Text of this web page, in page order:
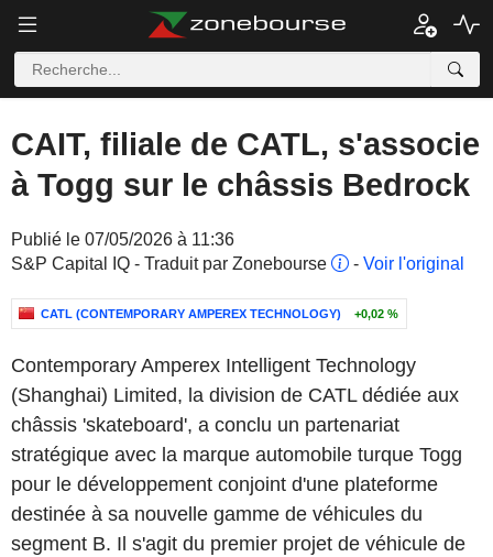
CAIT, filiale de CATL, s'associe
à Togg sur le châssis Bedrock
Publié le 07/05/2026 à 11:36
S&P Capital IQ - Traduit par Zonebourse
- Voir l'original
CATL (CONTEMPORARY AMPEREX TECHNOLOGY) +0,02 %
Contemporary Amperex Intelligent Technology
(Shanghai) Limited, la division de CATL dédiée aux
châssis 'skateboard', a conclu un partenariat
stratégique avec la marque automobile turque Togg
pour le développement conjoint d'une plateforme
destinée à sa nouvelle gamme de véhicules du
segment B. Il s'agit du premier projet de véhicule de